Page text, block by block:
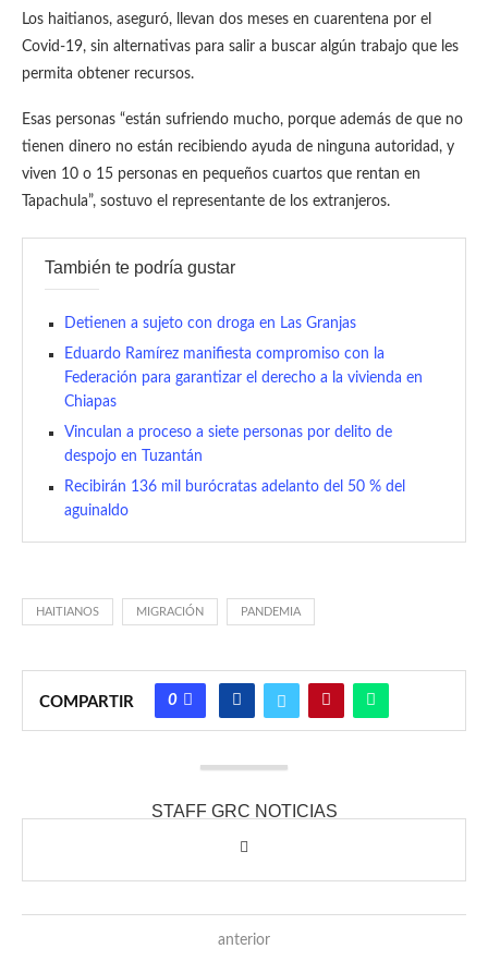
Los haitianos, aseguró, llevan dos meses en cuarentena por el
Covid-19, sin alternativas para salir a buscar algún trabajo que les
permita obtener recursos.
Esas personas “están sufriendo mucho, porque además de que no
tienen dinero no están recibiendo ayuda de ninguna autoridad, y
viven 10 o 15 personas en pequeños cuartos que rentan en
Tapachula”, sostuvo el representante de los extranjeros.
También te podría gustar
Detienen a sujeto con droga en Las Granjas
Eduardo Ramírez manifiesta compromiso con la
Federación para garantizar el derecho a la vivienda en
Chiapas
Vinculan a proceso a siete personas por delito de
despojo en Tuzantán
Recibirán 136 mil burócratas adelanto del 50 % del
aguinaldo
HAITIANOS MIGRACIÓN PANDEMIA
COMPARTIR 0
STAFF GRC NOTICIAS
anterior